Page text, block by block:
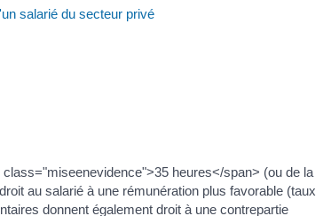
salarié du secteur privé
heures</span> (ou de la
au salarié à une rémunération plus favorable (taux
donnent également droit à une contrepartie